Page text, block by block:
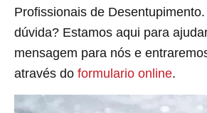
Profissionais de
dúvida? Estamos aqui para
mensagem para nós e
através do formulario online.